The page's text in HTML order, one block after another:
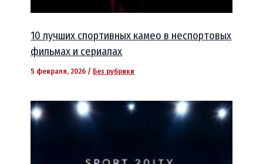
10 лучших спортивных камео в неспортовых
фильмах и сериалах
5 февраля, 2026 / Без рубрики